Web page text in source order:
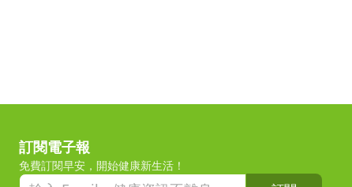
訂閱電子報
免費訂閱早安，開始健康新生活！